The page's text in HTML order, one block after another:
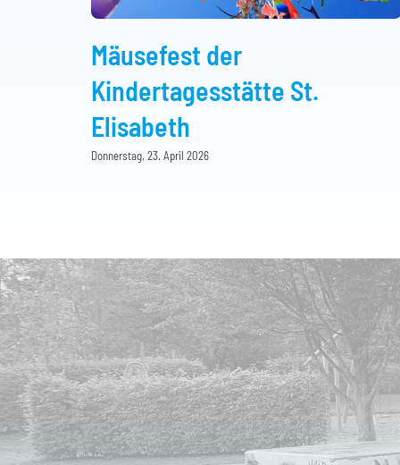
Mäusefest der
Kindertagesstätte St.
Elisabeth
Donnerstag, 23. April 2026